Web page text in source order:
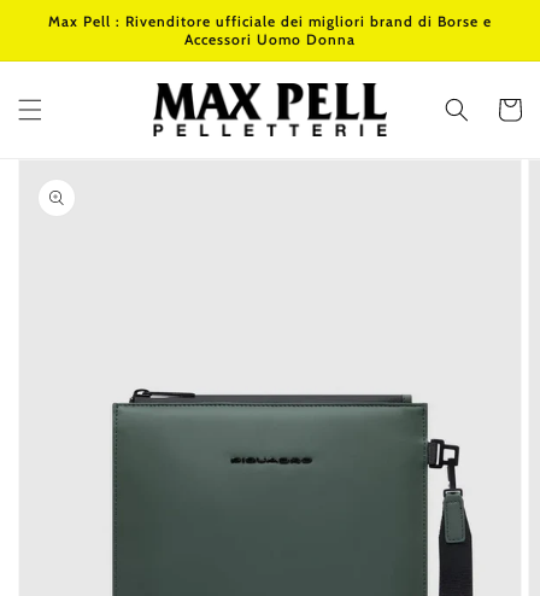
direttamente
Max Pell : Rivenditore ufficiale dei migliori brand di Borse e
Accessori Uomo Donna
Carrello
informazioni
sul prodotto
dei